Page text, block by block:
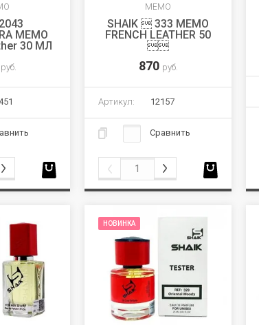
MEMO
30 МЛ
руб.
MEMO
SHAIK  333 MEMO
FRENCH LEATHER 50

870 руб.
Артикул: 12157
Сравнить
НОВИНКА